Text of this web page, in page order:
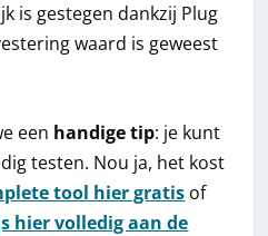
is gestegen dankzij Plug
waard is geweest
een handige tip: je kunt
testen. Nou ja, het kost
tool hier gratis of
hier volledig aan de